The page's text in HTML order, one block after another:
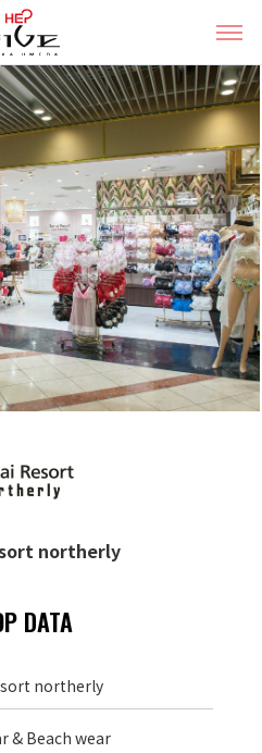
northerly
DATA
northerly
& Beach wear